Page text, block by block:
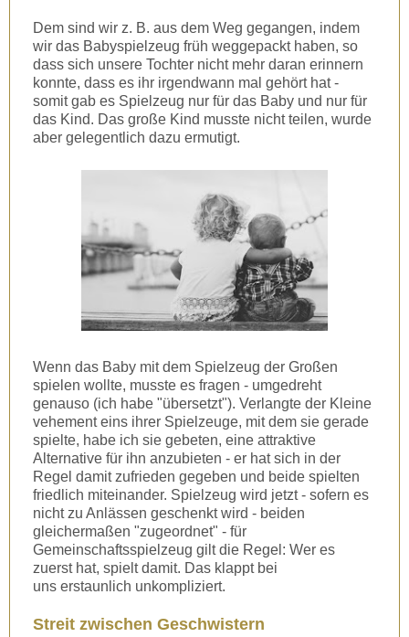
Dem sind wir z. B. aus dem Weg gegangen, indem
wir das Babyspielzeug früh weggepackt haben, so
dass sich unsere Tochter nicht mehr daran erinnern
konnte, dass es ihr irgendwann mal gehört hat -
somit gab es Spielzeug nur für das Baby und nur für
das Kind. Das große Kind musste nicht teilen, wurde
aber gelegentlich dazu ermutigt.
Wenn das Baby mit dem Spielzeug der Großen
spielen wollte, musste es fragen - umgedreht
genauso (ich habe "übersetzt"). Verlangte der Kleine
vehement eins ihrer Spielzeuge, mit dem sie gerade
spielte, habe ich sie gebeten, eine attraktive
Alternative für ihn anzubieten - er hat sich in der
Regel damit zufrieden gegeben und beide spielten
friedlich miteinander. Spielzeug wird jetzt - sofern es
nicht zu Anlässen geschenkt wird - beiden
gleichermaßen "zugeordnet" - für
Gemeinschaftsspielzeug gilt die Regel: Wer es
zuerst hat, spielt damit. Das klappt bei
uns erstaunlich unkompliziert.
Streit zwischen Geschwistern